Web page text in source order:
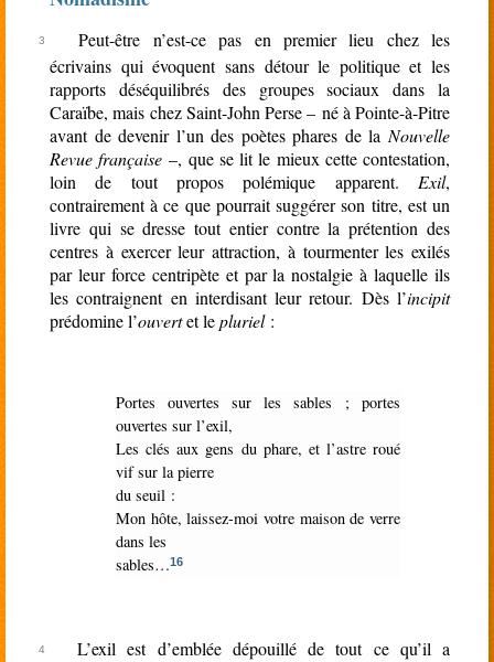
Peut-être n’est-ce pas en premier lieu chez les
écrivains qui évoquent sans détour le politique et les
rapports déséquilibrés des groupes sociaux dans la
Caraïbe, mais chez Saint-John Perse – né à Pointe-à-Pitre
avant de devenir l’un des poètes phares de laNouvelle
Revue française–, que se lit le mieux cette contestation,
loin de tout propos polémique apparent. Exil,
contrairement à ce que pourrait suggérer son titre, est un
livre qui se dresse tout entier contre la prétention des
centres à exercer leur attraction, à tourmenter les exilés
par leur force centripète et par la nostalgie à laquelle ils
les contraignent en interdisant leur retour. Dès l’incipit
prédomine l’ouvertet lepluriel:
Portes ouvertes sur les sables ; portes
ouvertes sur l’exil,
Les clés aux gens du phare, et l’astre roué
vif sur la pierre
du seuil :
Mon hôte, laissez-moi votre maison de verre
dans les
sables…16
L’exil est d’emblée dépouillé de tout ce qu’il a